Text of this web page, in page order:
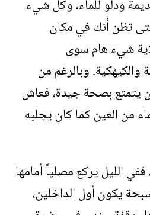
ودلو للماء، وكل شيء
تظن أنك في مكان
شيء هام سوى
والكيهكية. وبالرغم من
يتمتع بصحة جيدة، فعاش
من العين كما كان يجلبه
الليل يركع مصلياً أمامها
يكون أول الداخلين،